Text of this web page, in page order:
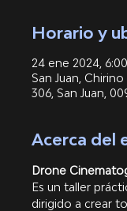
Horario y
24 ene 2024,
San Juan,
306, San Juan,
Acerca del
Drone
Es un taller
dirigido a crear